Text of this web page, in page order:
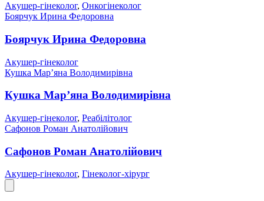
Акушер-гінеколог, Онкогінеколог
Боярчук Ирина Федоровна
Боярчук Ирина Федоровна
Акушер-гінеколог
Кушка Мар’яна Володимирівна
Кушка Мар’яна Володимирівна
Акушер-гінеколог, Реабілітолог
Сафонов Роман Анатолійович
Сафонов Роман Анатолійович
Акушер-гінеколог, Гінеколог-хірург